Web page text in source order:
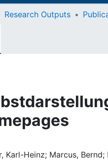
Research Outputs
Karl-Heinz; Marcus,